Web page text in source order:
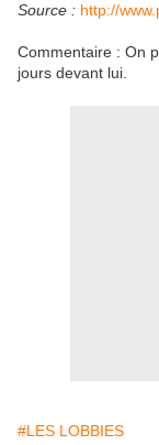
Source : http://
Commentaire : On
jours devant lui.
#LES LOBBIES